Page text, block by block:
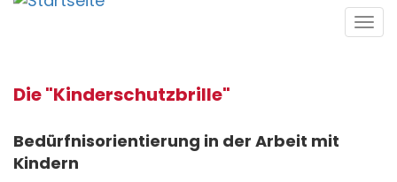
Direkt
Die "Kinderschutzbrille"
Bedürfnisorientierung in der Arbeit mit
Kindern